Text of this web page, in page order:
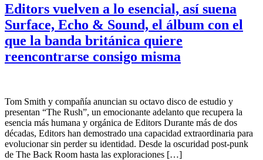
Editors vuelven a lo esencial, así suena
Surface, Echo & Sound, el álbum con el
que la banda británica quiere
reencontrarse consigo misma
Tom Smith y compañía anuncian su octavo disco de estudio y
presentan “The Rush”, un emocionante adelanto que recupera la
esencia más humana y orgánica de Editors Durante más de dos
décadas, Editors han demostrado una capacidad extraordinaria para
evolucionar sin perder su identidad. Desde la oscuridad post-punk
de The Back Room hasta las exploraciones […]